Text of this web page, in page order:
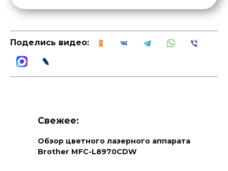
Поделись видео:
Свежее:
Обзор цветного лазерного аппарата
Brother MFC-L8970CDW